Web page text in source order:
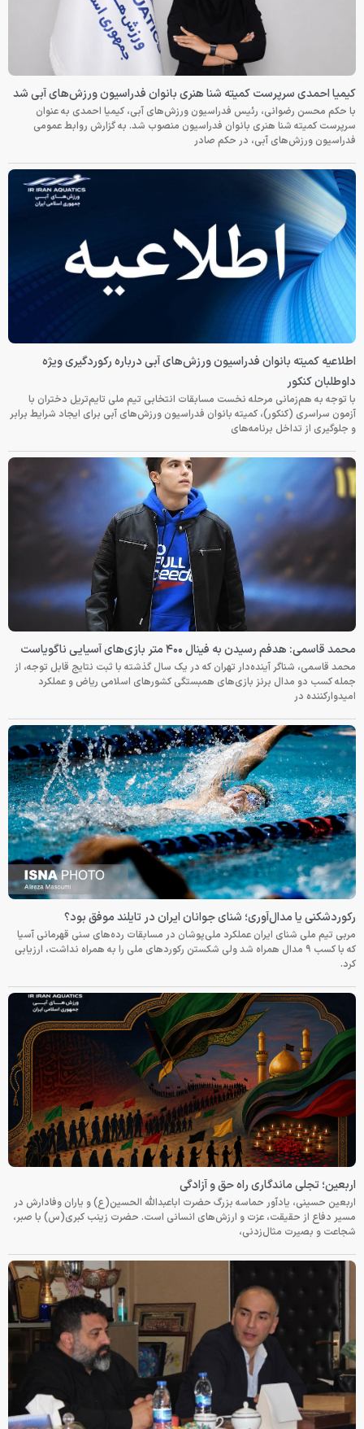
کیمیا احمدی سرپرست کمیته شنا هنری بانوان فدراسیون ورزش‌های آبی شد
با حکم محسن رضوانی، رئیس فدراسیون ورزش‌های آبی، کیمیا احمدی به عنوان
سرپرست کمیته شنا هنری بانوان فدراسیون منصوب شد. به گزارش روابط عمومی
فدراسیون ورزش‌های آبی، در حکم صادر
اطلاعیه کمیته بانوان فدراسیون ورزش‌های آبی درباره رکوردگیری ویژه
داوطلبان کنکور
با توجه به هم‌زمانی مرحله نخست مسابقات انتخابی تیم ملی تایم‌تریل دختران با
آزمون سراسری (کنکور)، کمیته بانوان فدراسیون ورزش‌های آبی برای ایجاد شرایط برابر
و جلوگیری از تداخل برنامه‌های
محمد قاسمی: هدفم رسیدن به فینال ۴۰۰ متر بازی‌های آسیایی ناگویاست
محمد قاسمی، شناگر آینده‌دار تهران که در یک سال گذشته با ثبت نتایج قابل توجه، از
جمله کسب دو مدال برنز بازی‌های همبستگی کشورهای اسلامی ریاض و عملکرد
امیدوارکننده در
رکوردشکنی یا مدال‌آوری؛ شنای جوانان ایران در تایلند موفق بود؟
مربی تیم ملی شنای ایران عملکرد ملی‌پوشان در مسابقات رده‌های سنی قهرمانی آسیا
که با کسب ۹ مدال همراه شد ولی شکستن رکوردهای ملی را به همراه نداشت، ارزیابی
کرد.
اربعین؛ تجلی ماندگاری راه حق و آزادگی
اربعین حسینی، یادآور حماسه بزرگ حضرت اباعبدالله الحسین(ع) و یاران وفادارش در
مسیر دفاع از حقیقت، عزت و ارزش‌های انسانی است. حضرت زینب کبری(س) با صبر،
شجاعت و بصیرت مثال‌زدنی،